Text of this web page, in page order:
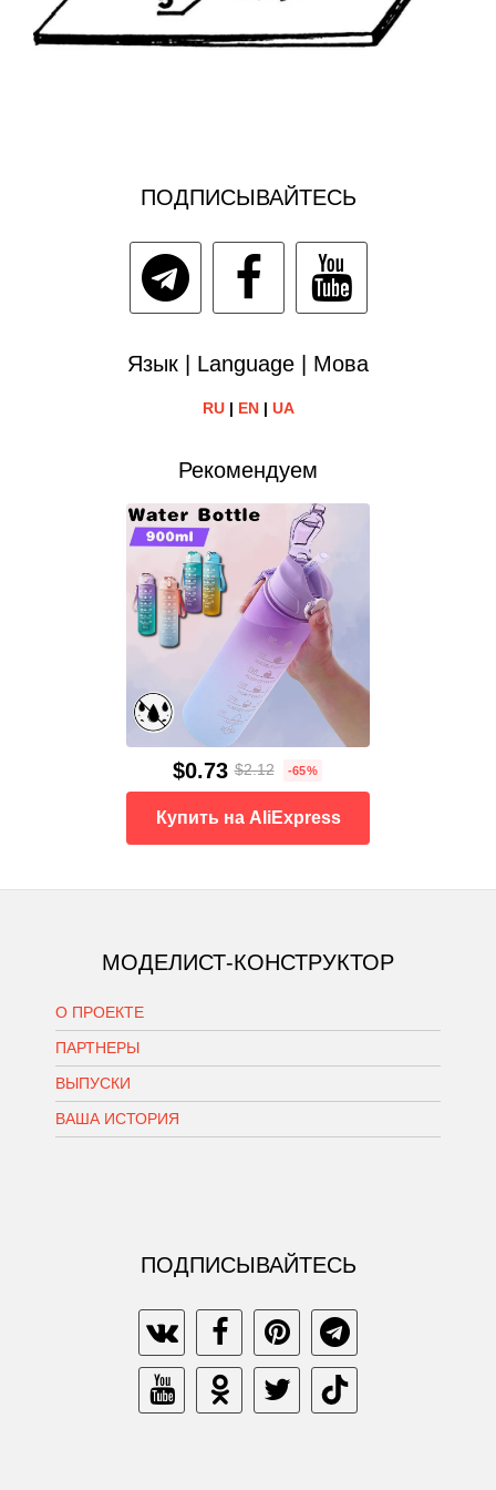
ПОДПИСЫВАЙТЕСЬ
Язык | Language | Мова
RU| EN| UA
Рекомендуем
$0.73 $2.12 -65%
Купить на AliExpress
МОДЕЛИСТ-КОНСТРУКТОР
О ПРОЕКТЕ
ПАРТНЕРЫ
ВЫПУСКИ
ВАША ИСТОРИЯ
ПОДПИСЫВАЙТЕСЬ